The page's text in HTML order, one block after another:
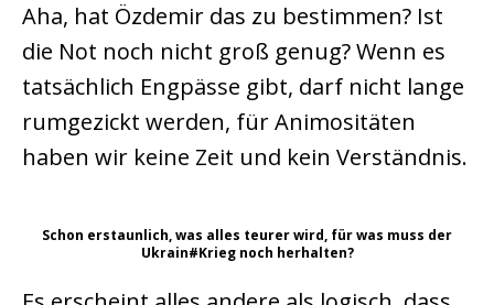
Aha, hat Özdemir das zu bestimmen? Ist
die Not noch nicht groß genug? Wenn es
tatsächlich Engpässe gibt, darf nicht lange
rumgezickt werden, für Animositäten
haben wir keine Zeit und kein Verständnis.
Schon erstaunlich, was alles teurer wird, für was muss der
Ukrain#Krieg noch herhalten?